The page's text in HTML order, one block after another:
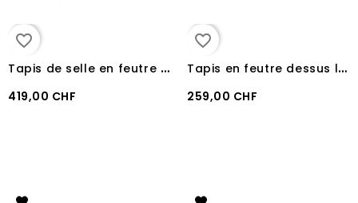
favorite_border
T
apis de selle en feutre western Pool's
419,00 CHF
favorite_border
T
apis en feutre dessus laine Pool's BLACK/WHITE/LIGHT BLUE
259,00 CHF